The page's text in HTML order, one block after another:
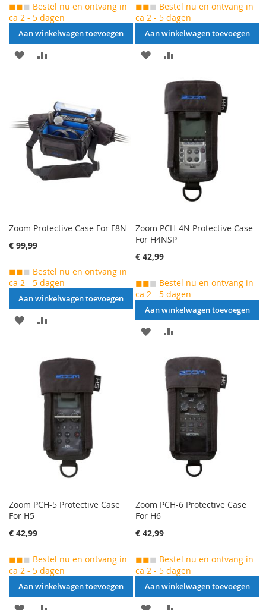
◼◼◼ Bestel nu en ontvang in
ca 2 - 5 dagen
Aan winkelwagen toevoegen
AAN
TE
VERGELIJKEN
◼◼◼ Bestel nu en ontvang in
ca 2 - 5 dagen
Aan winkelwagen toevoegen
AAN
TOEVOEGEN
OM
TE
VERGELIJKEN
Zoom Protective Case For F8N
€ 99,99
◼◼◼ Bestel nu en ontvang in
ca 2 - 5 dagen
Aan winkelwagen toevoegen
AAN
TOEVOEGEN
OM
TE
VERGELIJKEN
Zoom PCH-4N Protective Case
For H4NSP
€ 42,99
◼◼◼ Bestel nu en ontvang in
ca 2 - 5 dagen
Aan winkelwagen toevoegen
AAN
TOEVOEGEN
OM
TE
VERGELIJKEN
Zoom PCH-5 Protective Case
For H5
€ 42,99
◼◼◼ Bestel nu en ontvang in
ca 2 - 5 dagen
Aan winkelwagen toevoegen
AAN
Zoom PCH-6 Protective Case
For H6
€ 42,99
◼◼◼ Bestel nu en ontvang in
ca 2 - 5 dagen
Aan winkelwagen toevoegen
AAN